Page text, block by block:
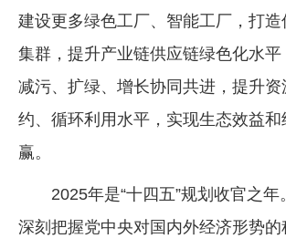
建设更多绿色工厂、智能工厂，打造
集群，提升产业链供应链绿色化水平
减污、扩绿、增长协同共进，提升
约、循环利用水平，实现生态效益和
赢。
2025年是“十四五”规划收官之
深刻把握党中央对国内外经济形势的